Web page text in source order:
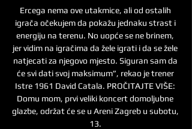
Ercega nema ove utakmice, ali od ostalih
igrača očekujem da pokažu jednaku strast i
energiju na terenu. No uopće se ne brinem,
jer vidim na igračima da žele igrati i da se žele
natjecati za njegovo mjesto. Siguran sam da
će svi dati svoj maksimum”, rekao je trener
Istre 1961 David Catala. PROČITAJTE VIŠE:
Domu mom, prvi veliki koncert domoljubne
glazbe, održat će se u Areni Zagreb u subotu,
13.